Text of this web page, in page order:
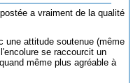
a vraiment de la qualité
une attitude soutenue (même
se raccourcit un
même plus agréable à